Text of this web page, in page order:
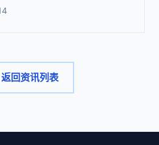
返回资讯列表